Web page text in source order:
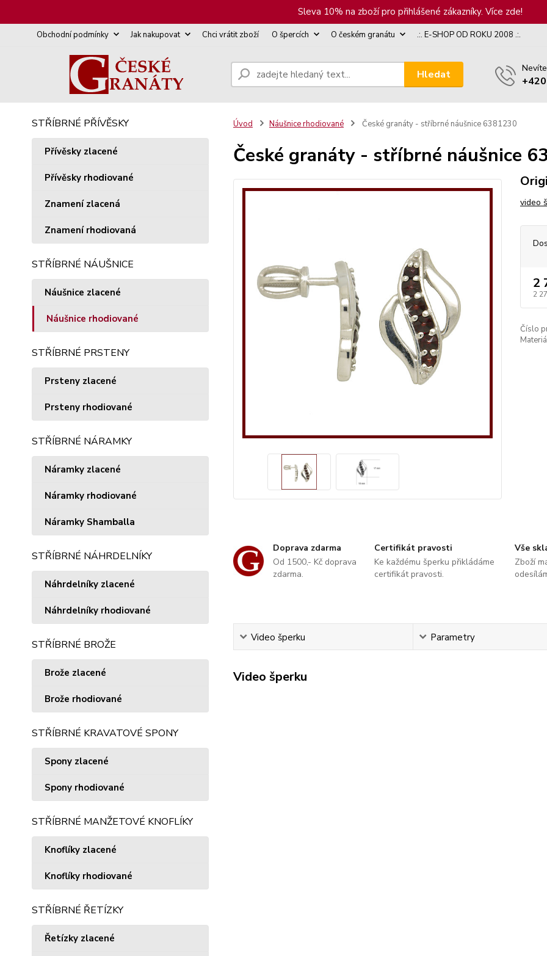
Sleva 10% na zboží pro přihlášené zákazníky. Více zde!
Obchodní podmínky Jak nakupovat Chci vrátit zboží O špercích O českém granátu .:. E-SHOP OD ROKU 2008 .:.
Hledat
STŘÍBRNÉ PŘÍVĚSKY
Přívěsky zlacené
Přívěsky rhodiované
Znamení zlacená
Znamení rhodiovaná
STŘÍBRNÉ NÁUŠNICE
Náušnice zlacené
Náušnice rhodiované
STŘÍBRNÉ PRSTENY
Prsteny zlacené
Prsteny rhodiované
STŘÍBRNÉ NÁRAMKY
Náramky zlacené
Náramky rhodiované
Náramky Shamballa
STŘÍBRNÉ NÁHRDELNÍKY
Náhrdelníky zlacené
Náhrdelníky rhodiované
STŘÍBRNÉ BROŽE
Brože zlacené
Brože rhodiované
STŘÍBRNÉ KRAVATOVÉ SPONY
Spony zlacené
Spony rhodiované
STŘÍBRNÉ MANŽETOVÉ KNOFLÍKY
Knoflíky zlacené
Knoflíky rhodiované
STŘÍBRNÉ ŘETÍZKY
Řetízky zlacené
Úvod Náušnice rhodiované České granáty - stříbrné náušnice 6381230
České granáty - stříbrné náušnice
video
2
2
Číslo
Doprava zdarma
Od 1500,- Kč doprava
zdarma.
Certifikát pravosti
Ke každému šperku přikládáme
certifikát pravosti.
Vše
Zboží
Video šperku Parametry
Video šperku